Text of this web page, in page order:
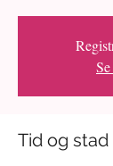
Tid og stad